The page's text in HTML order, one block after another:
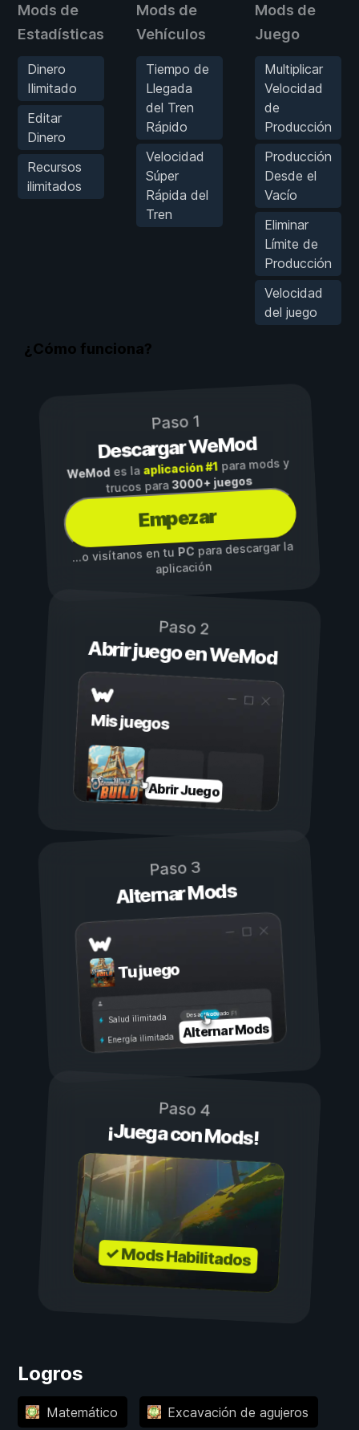
Mods de
Estadísticas
Dinero
Ilimitado
Editar
Dinero
Recursos
ilimitados
Mods de
Vehículos
Tiempo de
Llegada
del Tren
Rápido
Velocidad
Súper
Rápida del
Tren
Mods de
Juego
Multiplicar
Velocidad
de
Producción
Producción
Desde el
Vacío
Eliminar
Límite de
Producción
Velocidad
del juego
¿Cómo funciona?
Paso 1
Descargar WeMod
WeMod es la aplicación #1para mods y
trucos para3000+ juegos
Empezar
...o visítanos en tuPCpara descargar la
aplicación
Paso 2
Abrir juego en WeMod
Mis juegos
Abrir Juego
Paso 3
Alternar Mods
Tu juego
Activado
Desactivado
Salud ilimitada
Energía ilimitada Alternar Mods
Paso 4
¡Juega con Mods!
✓ Mods Habilitados
Logros
Matemático Excavación de agujeros